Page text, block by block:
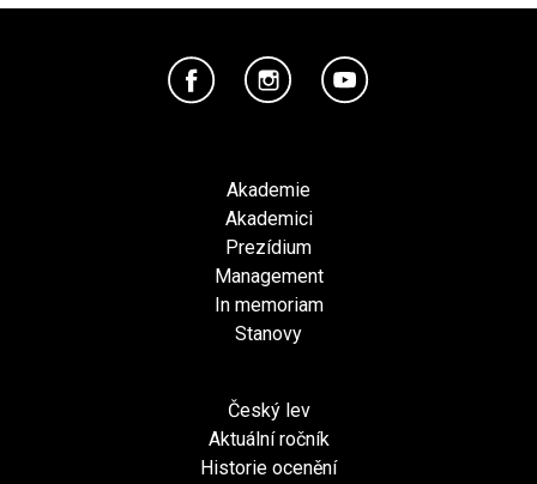
Akademie
Akademici
Prezídium
Management
In memoriam
Stanovy
Český lev
Aktuální ročník
Historie ocenění